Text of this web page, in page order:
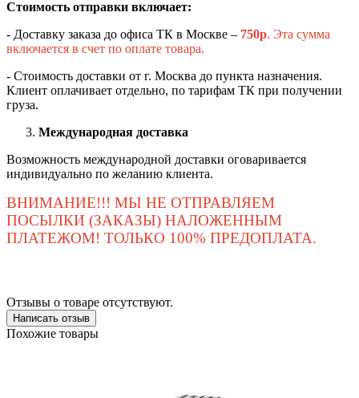
Стоимость отправки включает:
- Доставку заказа до офиса ТК в Москве – 750р. Эта сумма
включается в счет по оплате товара.
- Стоимость доставки от г. Москва до пункта назначения.
Клиент оплачивает отдельно, по тарифам ТК при получении
груза.
Международная доставка
Возможность международной доставки оговаривается
индивидуально по желанию клиента.
ВНИМАНИЕ!!! МЫ НЕ ОТПРАВЛЯЕМ
ПОСЫЛКИ (ЗАКАЗЫ) НАЛОЖЕННЫМ
ПЛАТЕЖОМ! ТОЛЬКО 100% ПРЕДОПЛАТА.
Отзывы о товаре отсутствуют.
Написать отзыв
Похожие товары